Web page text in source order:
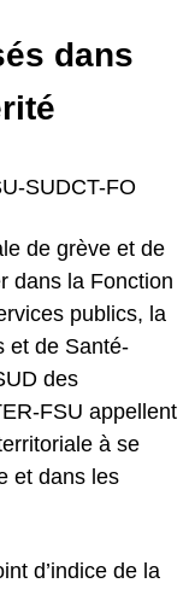
dans
SUDCT-FO
de grève et de
dans la Fonction
publics, la
et de Santé-
des
FSU appellent
à se
et dans les
d’indice de la